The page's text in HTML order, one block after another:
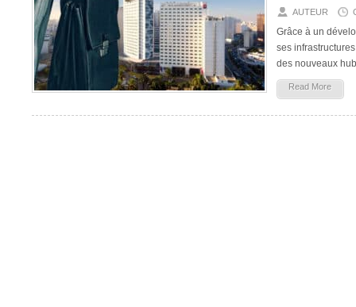
AUTEUR
Grâce à un
ses
des nouveaux
Read More